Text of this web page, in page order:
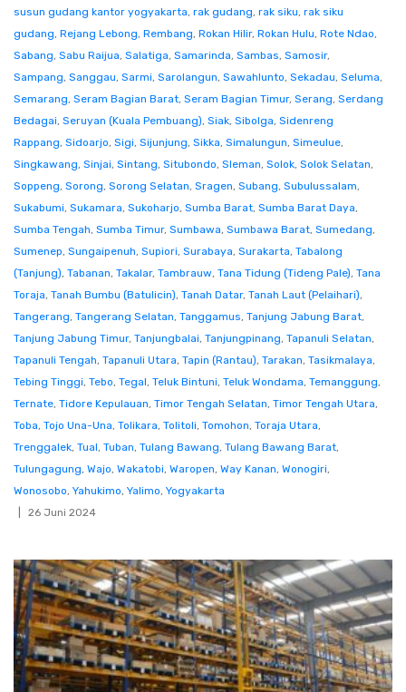
susun gudang kantor yogyakarta, rak gudang, rak siku, rak siku
gudang, Rejang Lebong, Rembang, Rokan Hilir, Rokan Hulu, Rote Ndao,
Sabang, Sabu Raijua, Salatiga, Samarinda, Sambas, Samosir,
Sampang, Sanggau, Sarmi, Sarolangun, Sawahlunto, Sekadau, Seluma,
Semarang, Seram Bagian Barat, Seram Bagian Timur, Serang, Serdang
Bedagai, Seruyan (Kuala Pembuang), Siak, Sibolga, Sidenreng
Rappang, Sidoarjo, Sigi, Sijunjung, Sikka, Simalungun, Simeulue,
Singkawang, Sinjai, Sintang, Situbondo, Sleman, Solok, Solok Selatan,
Soppeng, Sorong, Sorong Selatan, Sragen, Subang, Subulussalam,
Sukabumi, Sukamara, Sukoharjo, Sumba Barat, Sumba Barat Daya,
Sumba Tengah, Sumba Timur, Sumbawa, Sumbawa Barat, Sumedang,
Sumenep, Sungaipenuh, Supiori, Surabaya, Surakarta, Tabalong
(Tanjung), Tabanan, Takalar, Tambrauw, Tana Tidung (Tideng Pale), Tana
Toraja, Tanah Bumbu (Batulicin), Tanah Datar, Tanah Laut (Pelaihari),
Tangerang, Tangerang Selatan, Tanggamus, Tanjung Jabung Barat,
Tanjung Jabung Timur, Tanjungbalai, Tanjungpinang, Tapanuli Selatan,
Tapanuli Tengah, Tapanuli Utara, Tapin (Rantau), Tarakan, Tasikmalaya,
Tebing Tinggi, Tebo, Tegal, Teluk Bintuni, Teluk Wondama, Temanggung,
Ternate, Tidore Kepulauan, Timor Tengah Selatan, Timor Tengah Utara,
Toba, Tojo Una-Una, Tolikara, Tolitoli, Tomohon, Toraja Utara,
Trenggalek, Tual, Tuban, Tulang Bawang, Tulang Bawang Barat,
Tulungagung, Wajo, Wakatobi, Waropen, Way Kanan, Wonogiri,
Wonosobo, Yahukimo, Yalimo, Yogyakarta
26 Juni 2024